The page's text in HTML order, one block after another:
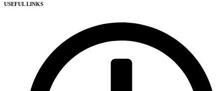
USEFUL LINKS